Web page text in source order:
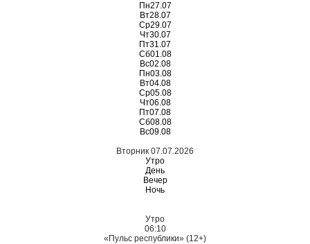
Пн27.07
Вт28.07
Ср29.07
Чт30.07
Пт31.07
Сб01.08
Вс02.08
Пн03.08
Вт04.08
Ср05.08
Чт06.08
Пт07.08
Сб08.08
Вс09.08
Вторник 07.07.2026
Утро
День
Вечер
Ночь
Утро
06:10
«Пульс республики» (12+)